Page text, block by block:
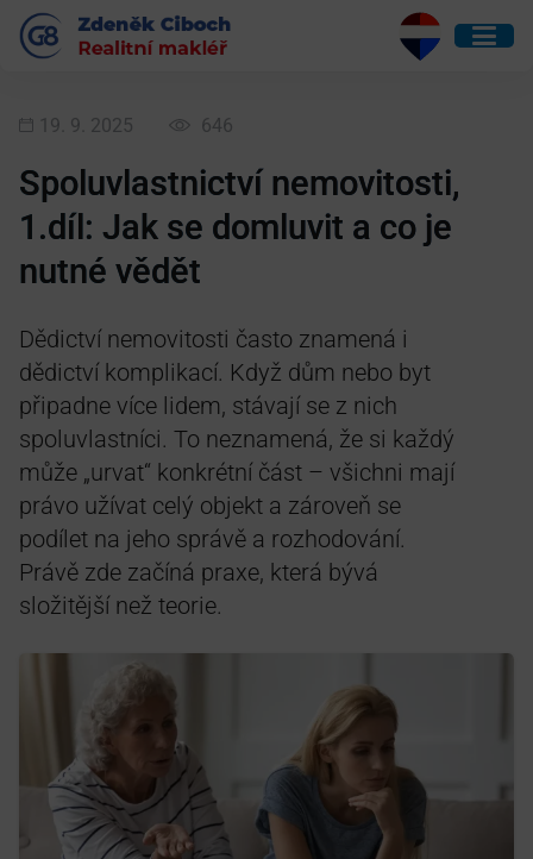
19. 9. 2025 646
Spoluvlastnictví nemovitosti,
1.díl: Jak se domluvit a co je
nutné vědět
Dědictví nemovitosti často znamená i
dědictví komplikací. Když dům nebo byt
připadne více lidem, stávají se z nich
spoluvlastníci. To neznamená, že si každý
může „urvat“ konkrétní část – všichni mají
právo užívat celý objekt a zároveň se
podílet na jeho správě a rozhodování.
Právě zde začíná praxe, která bývá
složitější než teorie.